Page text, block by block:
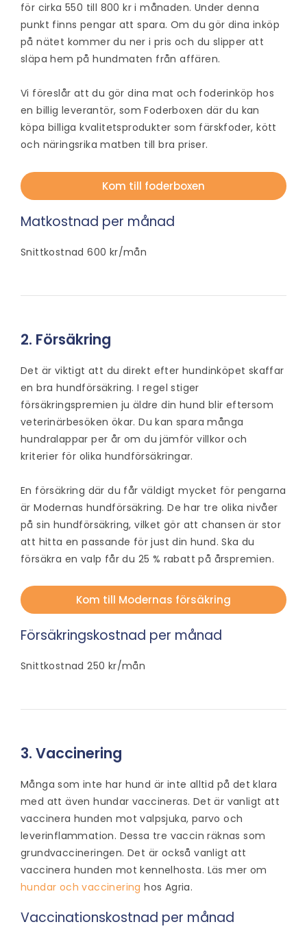
för cirka 550 till 800 kr i månaden. Under denna
punkt finns pengar att spara. Om du gör dina inköp
på nätet kommer du ner i pris och du slipper att
släpa hem på hundmaten från affären.
Vi föreslår att du gör dina mat och foderinköp hos
en billig leverantör, som Foderboxen där du kan
köpa billiga kvalitetsprodukter som färskfoder, kött
och näringsrika matben till bra priser.
Kom till foderboxen
Matkostnad per månad
Snittkostnad 600 kr/mån
2. Försäkring
Det är viktigt att du direkt efter hundinköpet skaffar
en bra hundförsäkring. I regel stiger
försäkringspremien ju äldre din hund blir eftersom
veterinärbesöken ökar. Du kan spara många
hundralappar per år om du jämför villkor och
kriterier för olika hundförsäkringar.
En försäkring där du får väldigt mycket för pengarna
är Modernas hundförsäkring. De har tre olika nivåer
på sin hundförsäkring, vilket gör att chansen är stor
att hitta en passande för just din hund. Ska du
försäkra en valp får du 25 % rabatt på årspremien.
Kom till Modernas försäkring
Försäkringskostnad per månad
Snittkostnad 250 kr/mån
3. Vaccinering
Många som inte har hund är inte alltid på det klara
med att även hundar vaccineras. Det är vanligt att
vaccinera hunden mot valpsjuka, parvo och
leverinflammation. Dessa tre vaccin räknas som
grundvaccineringen. Det är också vanligt att
vaccinera hunden mot kennelhosta. Läs mer om
hundar och vaccinering hos Agria.
Vaccinationskostnad per månad